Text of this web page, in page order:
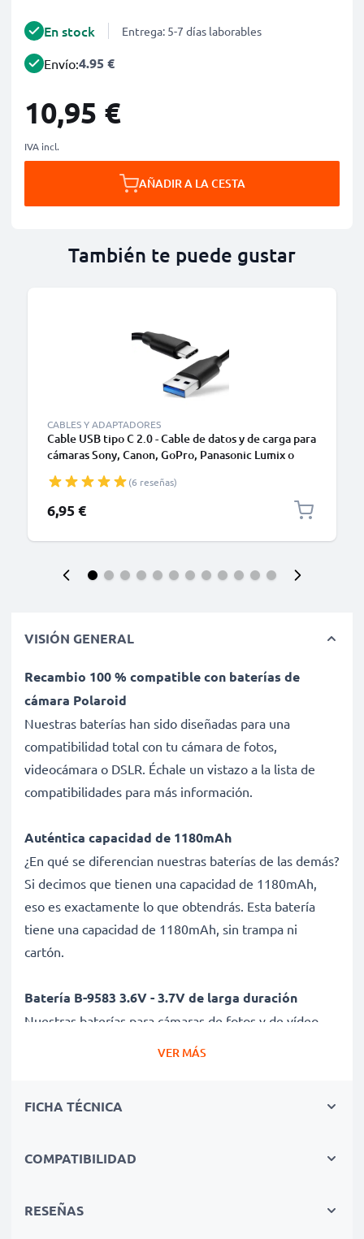
En stock Entrega: 5-7 días laborables
Envío:4.95 €
10,95 €
IVA incl.
AÑADIR A LA CESTA
También te puede gustar
CABLES Y ADAPTADORES
Cable USB tipo C 2.0 - Cable de datos y de carga para
cámaras Sony, Canon, GoPro, Panasonic Lumix o
cargador USB tipo C(6 reseñas)
6,95 €
VISIÓN GENERAL
Recambio 100 % compatible con baterías de
cámara Polaroid
Nuestras baterías han sido diseñadas para una
compatibilidad total con tu cámara de fotos,
videocámara o DSLR. Échale un vistazo a la lista de
compatibilidades para más información.
Auténtica capacidad de 1180mAh
¿En qué se diferencian nuestras baterías de las demás?
Si decimos que tienen una capacidad de 1180mAh,
eso es exactamente lo que obtendrás. Esta batería
tiene una capacidad de 1180mAh, sin trampa ni
cartón.
Batería B-9583 3.6V - 3.7V de larga duración
Nuestras baterías para cámaras de fotos y de vídeo
ofrecen un alto rendimiento y potencia durante un
batería original.
Calidad superior y altos estándares de seguridad
2004, todas nuestras baterías son sometidas a
VER MÁS
FICHA TÉCNICA
COMPATIBILIDAD
RESEÑAS